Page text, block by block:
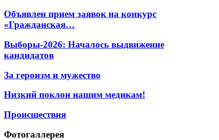
Объявлен прием заявок на конкурс
«Гражданская…
Выборы-2026: Началось выдвижение
кандидатов
За героизм и мужество
Низкий поклон нашим медикам!
Происшествия
Фотогаллерея